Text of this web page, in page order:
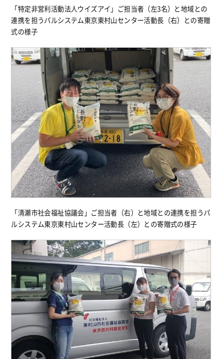
「特定非営利活動法人ウイズアイ」ご担当者（左3名）と地域との
連携を担うパルシステム東京東村山センター活動長（右）との寄贈
式の様子
「清瀬市社会福祉協議会」ご担当者（右）と地域との連携を担うパ
ルシステム東京東村山センター活動長（左）との寄贈式の様子